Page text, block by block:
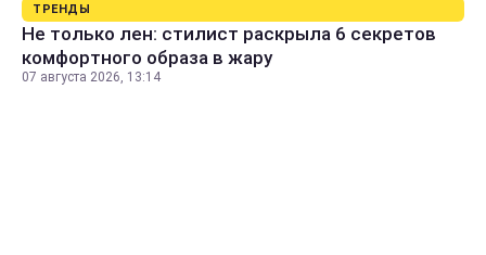
ТРЕНДЫ
Не только лен: стилист раскрыла 6 секретов
комфортного образа в жару
07 августа 2026, 13:14